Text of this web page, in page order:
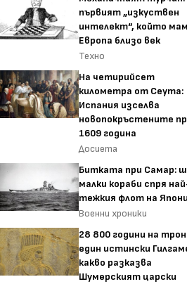
първият „изкуствен
интелект“, който
Европа близо век
Техно
На четирийсет
километра от Сеута:
Испания изселва
новопокръстените
1609 година
Досиета
Битката при Самар:
малки кораби спря
тежкия флот на
Военни хроники
28 800 години на
един истински
какво разказва
Шумерският царски